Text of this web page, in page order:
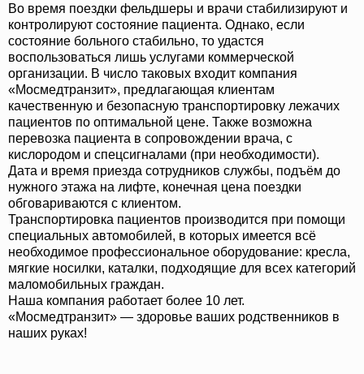
Во время поездки фельдшеры и врачи стабилизируют и
контролируют состояние пациента. Однако, если
состояние больного стабильно, то удастся
воспользоваться лишь услугами коммерческой
организации. В число таковых входит компания
«Мосмедтранзит», предлагающая клиентам
качественную и безопасную транспортировку лежачих
пациентов по оптимальной цене. Также возможна
перевозка пациента в сопровождении врача, с
кислородом и спецсигналами (при необходимости).
Дата и время приезда сотрудников службы, подъём до
нужного этажа на лифте, конечная цена поездки
обговариваются с клиентом.
Транспортировка пациентов производится при помощи
специальных автомобилей, в которых имеется всё
необходимое профессиональное оборудование: кресла,
мягкие носилки, каталки, подходящие для всех категорий
маломобильных граждан.
Наша компания работает более 10 лет.
«Мосмедтранзит» — здоровье ваших родственников в
наших руках!